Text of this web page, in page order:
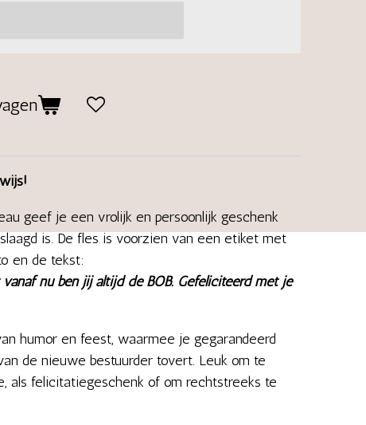
geef je een vrolijk en persoonlijk geschenk
is. De fles is voorzien van een etiket met
en de tekst:
nu ben jij altijd de BOB. Gefeliciteerd met je
humor en feest, waarmee je gegarandeerd
de nieuwe bestuurder tovert. Leuk om te
als felicitatiegeschenk of om rechtstreeks te